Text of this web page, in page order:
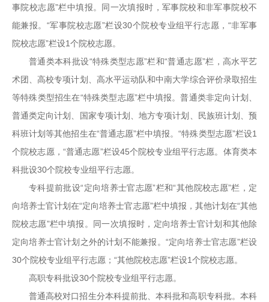
事院校志愿”栏中填报。同一次填报时，军事院校和非军事院校不
能兼报。“军事院校志愿”栏设30个院校专业组平行志愿，“非军事
院校志愿”栏设1个院校志愿。
普通类本科批设“特殊类型志愿”栏和“普通志愿”栏，高水平艺
术团、高校专项计划、高水平运动队和中南大学综合评价录取招生
等特殊类型招生在“特殊类型志愿”栏中填报。普通类非定向计划、
普通类定向计划、国家专项计划、地方专项计划、民族班计划、预
科班计划等其他招生在“普通志愿”栏中填报。“特殊类型志愿”栏设1
个院校志愿，“普通志愿”栏设45个院校专业组平行志愿。体育类本
科批设30个院校专业组平行志愿。
专科提前批设“定向培养士官志愿”栏和“其他院校志愿”栏，定
向培养士官计划在“定向培养士官志愿”栏中填报，其他计划在“其他
院校志愿”栏中填报。同一次填报时，定向培养士官计划和其他除
定向培养士官计划之外的计划不能兼报。“定向培养士官志愿”栏设
30个院校专业组平行志愿；“其他院校志愿”栏设1个院校志愿。
高职专科批设30个院校专业组平行志愿。
普通高校对口招生分本科提前批、本科批和高职专科批。本科